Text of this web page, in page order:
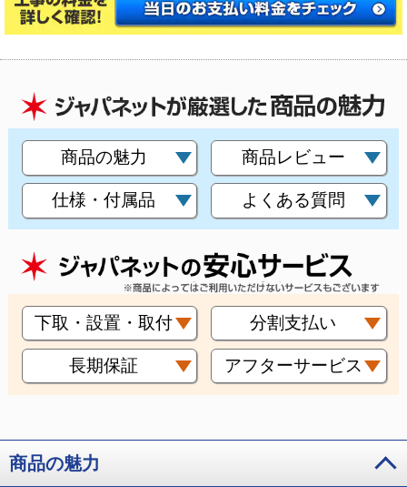
商品の魅力 商品レビュー
仕様・付属品 よくある質問
下取・設置・取付 分割支払い
長期保証 アフターサービス
商品の魅力